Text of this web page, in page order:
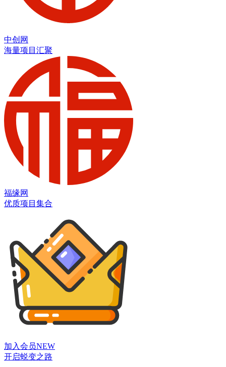
中创网
海量项目汇聚
福缘网
优质项目集合
加入会员NEW
开启蜕变之路